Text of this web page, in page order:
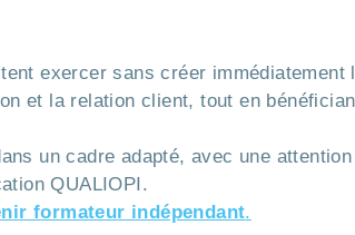
exercer sans créer
et la relation client, tout en
un cadre adapté, avec une
QUALIOPI.
formateur indépendant.